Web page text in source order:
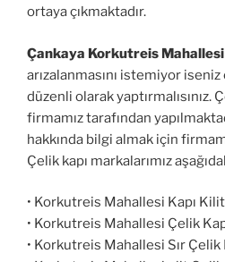
ortaya çıkmaktadır.
Çankaya Korkutreis
arızalanmasını istemiyor iseniz
düzenli olarak yaptırmalısınız.
firmamız tarafından
hakkında bilgi almak için
Çelik kapı markalarımız
• Korkutreis Mahallesi Kapı
• Korkutreis Mahallesi Çelik
• Korkutreis Mahallesi Sır